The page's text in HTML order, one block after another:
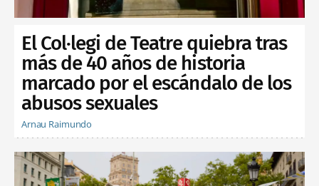
El Col·legi de Teatre quiebra tras
más de 40 años de historia
marcado por el escándalo de los
abusos sexuales
Arnau Raimundo